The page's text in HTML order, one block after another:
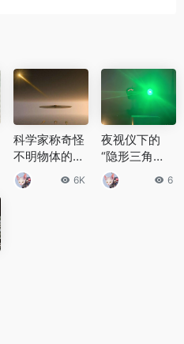
科学家称奇怪
不明物体的UF
O曾经出现在
世界各地
6K
夜视仪下的
“隐形三角
形”：是外星
飞船，还是边
6